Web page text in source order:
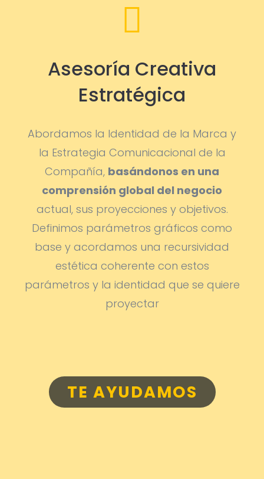

Asesoría Creativa
Estratégica
Abordamos la Identidad de la Marca y
la Estrategia Comunicacional de la
Compañía, basándonos en una
comprensión global del negocio
actual, sus proyecciones y objetivos.
Definimos parámetros gráficos como
base y acordamos una recursividad
estética coherente con estos
parámetros y la identidad que se quiere
proyectar
TE AYUDAMOS